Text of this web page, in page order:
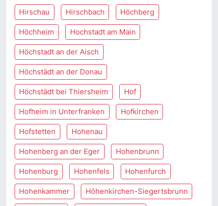
Hirschau Hirschbach Höchberg
Höchheim Hochstadt am Main
Höchstadt an der Aisch
Höchstädt an der Donau
Höchstädt bei Thiersheim Hof
Hofheim in Unterfranken Hofkirchen
Hofstetten Hohenau
Hohenberg an der Eger Hohenbrunn
Hohenburg Hohenfels Hohenfurch
Hohenkammer Höhenkirchen-Siegertsbrunn